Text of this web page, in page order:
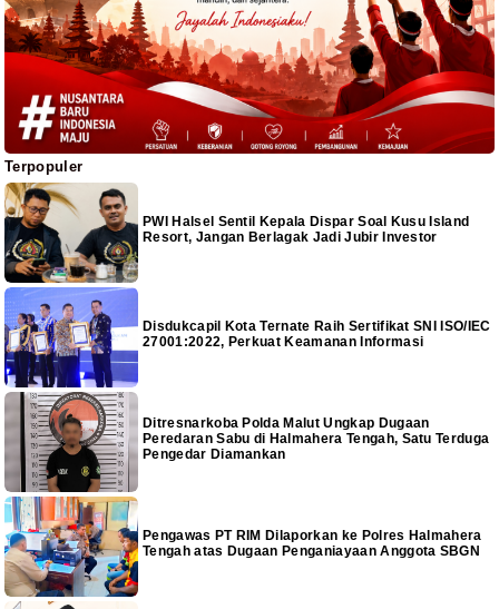
Terpopuler
PWI Halsel Sentil Kepala Dispar Soal Kusu Island
Resort, Jangan Berlagak Jadi Jubir Investor
Disdukcapil Kota Ternate Raih Sertifikat SNI ISO/IEC
27001:2022, Perkuat Keamanan Informasi
Ditresnarkoba Polda Malut Ungkap Dugaan
Peredaran Sabu di Halmahera Tengah, Satu Terduga
Pengedar Diamankan
Pengawas PT RIM Dilaporkan ke Polres Halmahera
Tengah atas Dugaan Penganiayaan Anggota SBGN